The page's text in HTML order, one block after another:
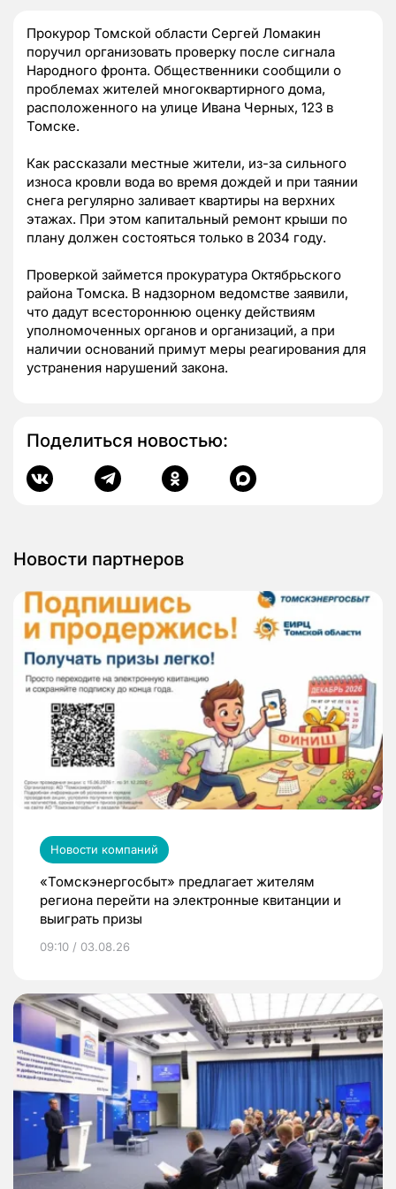
Прокурор Томской области Сергей Ломакин
поручил организовать проверку после сигнала
Народного фронта. Общественники сообщили о
проблемах жителей многоквартирного дома,
расположенного на улице Ивана Черных, 123 в
Томске.
Как рассказали местные жители, из-за сильного
износа кровли вода во время дождей и при таянии
снега регулярно заливает квартиры на верхних
этажах. При этом капитальный ремонт крыши по
плану должен состояться только в 2034 году.
Проверкой займется прокуратура Октябрьского
района Томска. В надзорном ведомстве заявили,
что дадут всестороннюю оценку действиям
уполномоченных органов и организаций, а при
наличии оснований примут меры реагирования для
устранения нарушений закона.
Поделиться новостью:
Новости партнеров
Новости компаний
«Томскэнергосбыт» предлагает жителям
региона перейти на электронные квитанции и
выиграть призы
09:10 / 03.08.26